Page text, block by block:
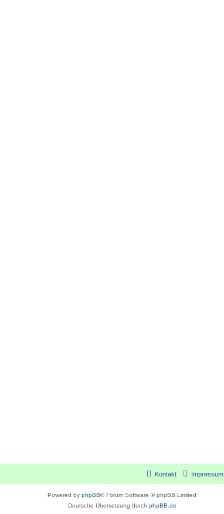
Impressum
Kontakt
Powered by phpBB® Forum Software © phpBB Limited
Deutsche Übersetzung durch phpBB.de